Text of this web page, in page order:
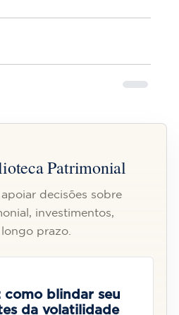
Patrimonial
decisões sobre
investimentos,
prazo.
como blindar seu
da volatilidade